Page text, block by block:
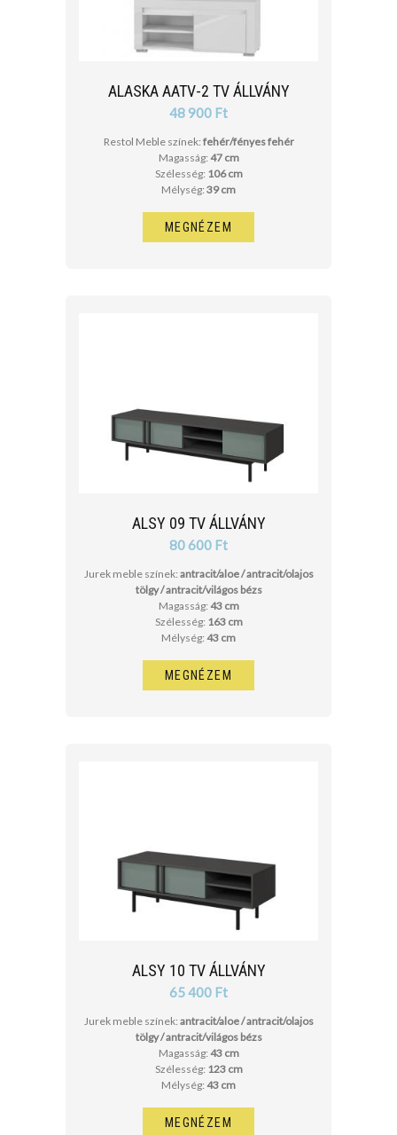
ALASKA AATV-2 TV ÁLLVÁNY
48 900 Ft
Restol Meble színek: fehér/fényes fehér
Magasság: 47 cm
Szélesség: 106 cm
Mélység: 39 cm
MEGNÉZEM
ALSY 09 TV ÁLLVÁNY
80 600 Ft
Jurek meble színek: antracit/aloe / antracit/olajos
tölgy / antracit/világos bézs
Magasság: 43 cm
Szélesség: 163 cm
Mélység: 43 cm
MEGNÉZEM
ALSY 10 TV ÁLLVÁNY
65 400 Ft
Jurek meble színek: antracit/aloe / antracit/olajos
tölgy / antracit/világos bézs
Magasság: 43 cm
Szélesség: 123 cm
Mélység: 43 cm
MEGNÉZEM